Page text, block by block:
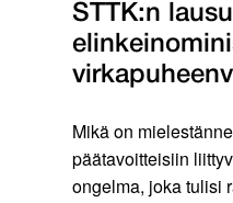
STTK:n
Mikä on
päätavoitteisiin
ongelma, joka tulisi